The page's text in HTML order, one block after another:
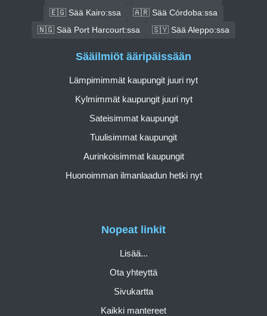
🇪🇬 Sää Kairo:ssa
🇦🇷 Sää Córdoba:ssa
🇳🇬 Sää Port Harcourt:ssa
🇸🇾 Sää Aleppo:ssa
Nopeat linkit
Lisää...
Ota yhteyttä
Sivukartta
Kaikki mantereet
Sääilmiöt ääripäissään
Lämpimimmät kaupungit juuri nyt
Kylmimmät kaupungit juuri nyt
Sateisimmat kaupungit
Tuulisimmat kaupungit
Aurinkoisimmat kaupungit
Huonoimman ilmanlaadun hetki nyt